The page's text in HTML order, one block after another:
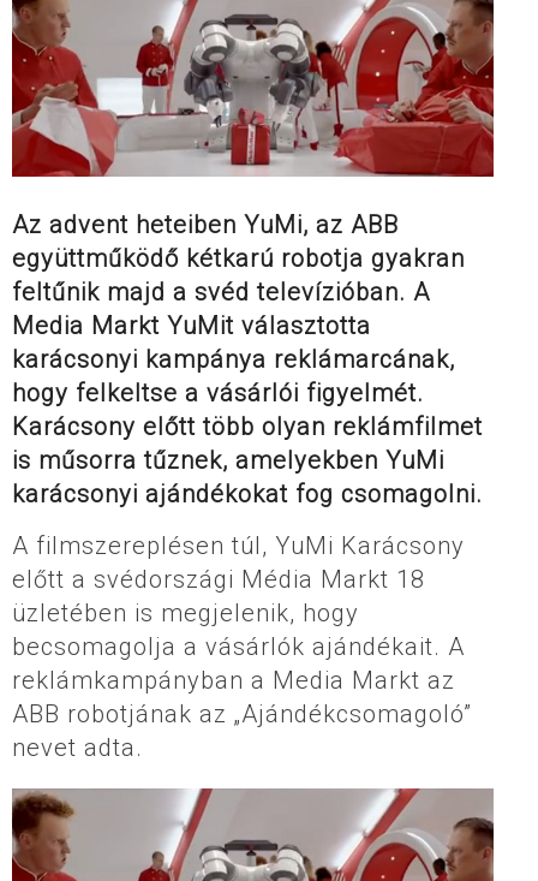
Az advent heteiben YuMi, az ABB
együttműködő kétkarú robotja gyakran
feltűnik majd a svéd televízióban. A
Media Markt YuMit választotta
karácsonyi kampánya reklámarcának,
hogy felkeltse a vásárlói figyelmét.
Karácsony előtt több olyan reklámfilmet
is műsorra tűznek, amelyekben YuMi
karácsonyi ajándékokat fog csomagolni.
A filmszereplésen túl, YuMi Karácsony
előtt a svédországi Média Markt 18
üzletében is megjelenik, hogy
becsomagolja a vásárlók ajándékait. A
reklámkampányban a Media Markt az
ABB robotjának az „Ajándékcsomagoló”
nevet adta.